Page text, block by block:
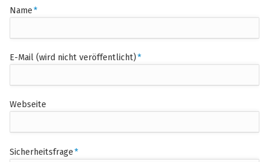
Pflichtfeld
Name*
Pflichtfeld
E-Mail (wird nicht veröffentlicht)*
Webseite
Pflichtfeld
Sicherheitsfrage*